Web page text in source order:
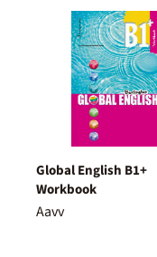
Global English B1+
Workbook
Aavv